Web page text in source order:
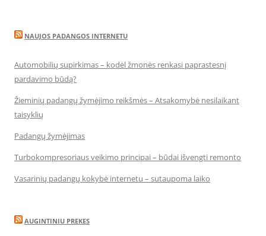
NAUJOS PADANGOS INTERNETU
Automobilių supirkimas – kodėl žmonės renkasi paprastesnį
pardavimo būdą?
Žieminių padangų žymėjimo reikšmės – Atsakomybė nesilaikant
taisyklių
Padangų žymėjimas
Turbokompresoriaus veikimo principai – būdai išvengti remonto
Vasarinių padangų kokybė internetu – sutaupoma laiko
AUGINTINIU PREKES